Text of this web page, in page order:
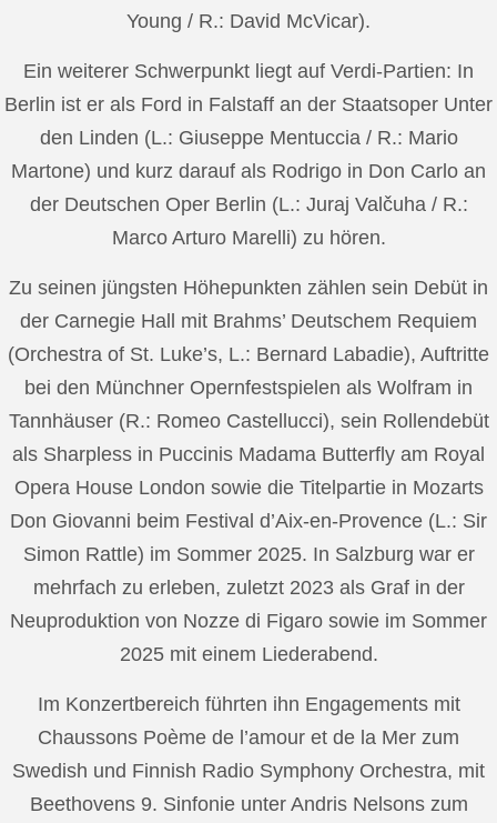
Young / R.: David McVicar).
Ein weiterer Schwerpunkt liegt auf Verdi-Partien: In
Berlin ist er als Ford in Falstaff an der Staatsoper Unter
den Linden (L.: Giuseppe Mentuccia / R.: Mario
Martone) und kurz darauf als Rodrigo in Don Carlo an
der Deutschen Oper Berlin (L.: Juraj Valčuha / R.:
Marco Arturo Marelli) zu hören.
Zu seinen jüngsten Höhepunkten zählen sein Debüt in
der Carnegie Hall mit Brahms’ Deutschem Requiem
(Orchestra of St. Luke’s, L.: Bernard Labadie), Auftritte
bei den Münchner Opernfestspielen als Wolfram in
Tannhäuser (R.: Romeo Castellucci), sein Rollendebüt
als Sharpless in Puccinis Madama Butterfly am Royal
Opera House London sowie die Titelpartie in Mozarts
Don Giovanni beim Festival d’Aix-en-Provence (L.: Sir
Simon Rattle) im Sommer 2025. In Salzburg war er
mehrfach zu erleben, zuletzt 2023 als Graf in der
Neuproduktion von Nozze di Figaro sowie im Sommer
2025 mit einem Liederabend.
Im Konzertbereich führten ihn Engagements mit
Chaussons Poème de l’amour et de la Mer zum
Swedish und Finnish Radio Symphony Orchestra, mit
Beethovens 9. Sinfonie unter Andris Nelsons zum